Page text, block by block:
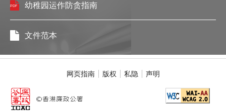
幼稚园运作防贪指南
文件范本
网页指南 版权 私隐 声明